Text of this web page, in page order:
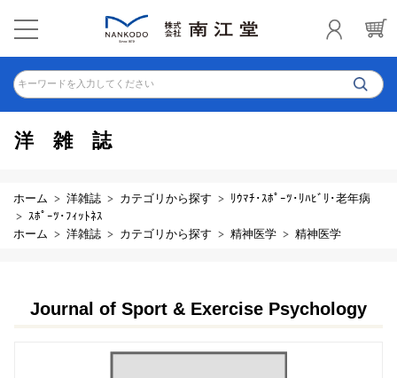
キーワードを入力してください
洋雑誌
ホーム 洋雑誌 カテゴリから探す
ﾘｳﾏﾁ･ｽﾎﾟｰﾂ･ﾘﾊﾋﾞﾘ･老年病
ｽﾎﾟｰﾂ･ﾌｨｯﾄﾈｽ
ホーム
洋雑誌 カテゴリから探す 精神医学 精神医学
Journal of Sport & Exercise Psychology